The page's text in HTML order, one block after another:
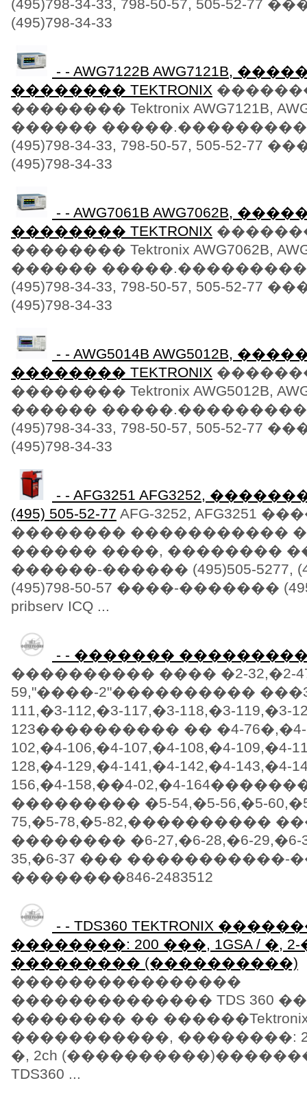
(495)798-34-33, 798-50-57, 505-52-
(495)798-34-33
- - AWG7122B AWG7121B,
�������� TEKTRONIX
�������� Tektronix AWG7121B,
������
(495)798-34-33, 798-50-57, 505-52-
(495)798-34-33
- - AWG7061B AWG7062B,
�������� TEKTRONIX
�������� Tektronix AWG7062B,
������
(495)798-34-33, 798-50-57, 505-52-
(495)798-34-33
- - AWG5014B AWG5012B,
�������� TEKTRONIX
�������� Tektronix AWG5012B,
������
(495)798-34-33, 798-50-57, 505-52-
(495)798-34-33
- - AFG3251 AFG3252,
(495) 505-52-77 AFG-3252, AFG3251
�������� �����������
������ ����, ��������
������-������ (495)505-5277,
(495)798-50-57 ����-�������
pribserv ICQ ...
- - �������
���������� ���� �2-32,�2-
59,"����-2"���������� ���3-
111,�3-112,�3-117,�3-118,�3-119,�3-
123���������� �� �4-76�,�4-
102,�4-106,�4-107,�4-108,�4-109,�4-
128,�4-129,�4-141,�4-142,�4-143,�4-
156,�4-158,��4-02,�4-
��������� �5-54,�5-56,�5-
75,�5-78,�5-82,����������
�������� �6-27,�6-28,�6-29,�6-
35,�6-37 ��� �����������-
��������846-2483512
- - TDS360 TEKTRONIX
��������: 200 ���, 1GSA / �, 2-
��������� (����������)
����������������
�������������� TDS 360
�������� �� ������Tektronix
�����������, ��������:
�, 2ch
TDS360 ...